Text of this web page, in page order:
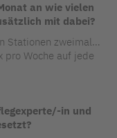
an wie vielen
mit dabei?
Stationen zweimal…
Woche auf jede
in und